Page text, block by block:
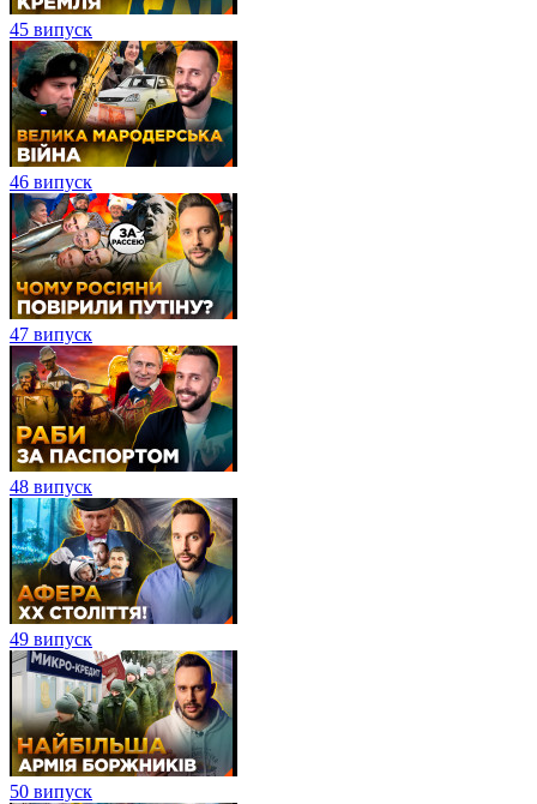
45 випуск
46 випуск
47 випуск
48 випуск
49 випуск
50 випуск